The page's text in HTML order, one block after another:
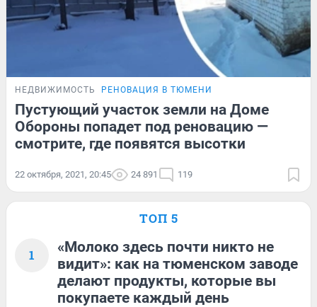
НЕДВИЖИМОСТЬ РЕНОВАЦИЯ В ТЮМЕНИ
Пустующий участок земли на Доме
Обороны попадет под реновацию —
смотрите, где появятся высотки
22 октября, 2021, 20:45 24 891 119
ТОП 5
1
«Молоко здесь почти никто не
видит»: как на тюменском заводе
делают продукты, которые вы
покупаете каждый день